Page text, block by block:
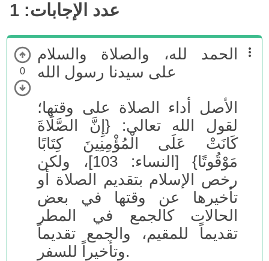
عدد الإجابات: 1
0
الحمد لله، والصلاة والسلام
على سيدنا رسول الله
الأصل أداء الصلاة على وقتها؛
لقول الله تعالى: {إِنَّ الصَّلَاةَ
كَانَتْ عَلَى الْمُؤْمِنِينَ كِتَابًا
مَوْقُوتًا} [النساء: 103]، ولكن
رخص الإسلام بتقديم الصلاة أو
تأخيرها عن وقتها في بعض
الحالات كالجمع في المطر
تقديماً للمقيم، والجمع تقديماً
وتأخيراً للسفر.